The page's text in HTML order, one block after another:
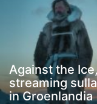
Against the
streaming
in Groenlandia